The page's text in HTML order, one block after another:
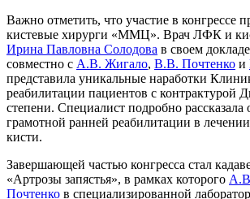
Важно отметить, что участие в конгрессе
кистевые хирурги «ММЦ». Врач ЛФК и
Ирина Павловна Солодова в своем
совместно с А.В. Жигало, В.В. Почтенко и
представила уникальные наработки
реабилитации пациентов с контрактурой
степени. Специалист подробно
грамотной ранней реабилитации в
кисти.
Завершающей частью конгресса стал
«Артрозы запястья», в рамках которого
Почтенко в специализированной